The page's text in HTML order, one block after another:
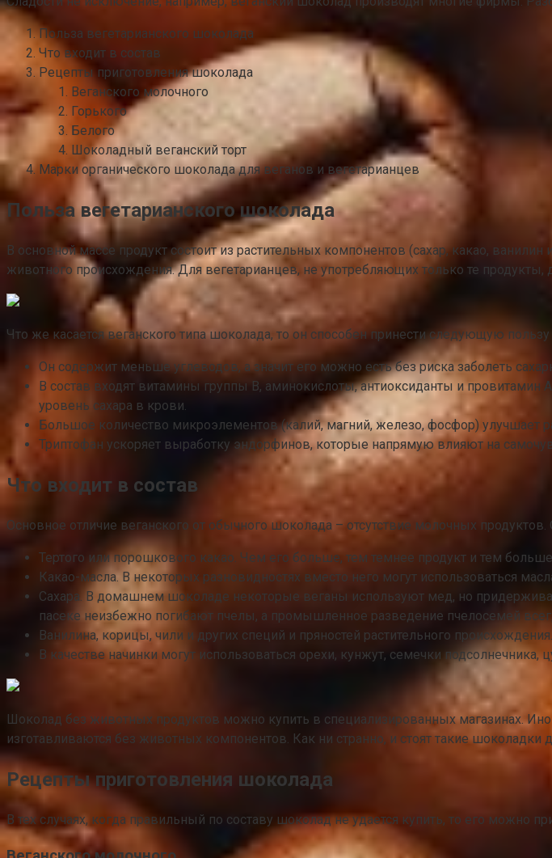
Польза вегетарианского шоколада
Что входит в состав
Рецепты приготовления шоколада
Веганского молочного
Горького
Белого
Шоколадный веганский торт
Марки органического шоколада для веганов и вегетарианцев
Польза вегетарианского шоколада
В основной массе продукт состоит из растительных компонентов (сахар, какао,
животного происхождения. Для вегетарианцев, не употребляющих только те
Что же касается веганского типа шоколада, то он способен принести следующую пользу
Он содержит меньше углеводов, а значит его можно есть без риска заболеть
В состав входят витамины группы B, аминокислоты, антиоксиданты и
уровень сахара в крови.
Большое количество микроэлементов (калий, магний, железо, фосфор) улучшает
Триптофан ускоряет выработку эндорфинов, которые напрямую влияют на
Что входит в состав
Основное отличие веганского от обычного шоколада – отсутствие молочных продуктов.
Тертого или порошкового какао. Чем его больше, тем темнее продукт и тем
Какао-масла. В некоторых разновидностях вместо него могут использоваться
Сахара. В домашнем шоколаде некоторые веганы используют мед, но
пасеке неизбежно погибают пчелы, а промышленное разведение пчелосемей
Ванилина, корицы, чили и других специй и пряностей растительного происхождения.
В качестве начинки могут использоваться орехи, кунжут, семечки подсолнечника,
Шоколад без животных продуктов можно купить в специализированных магазинах.
изготавливаются без животных компонентов. Как ни странно, и стоят такие
Рецепты приготовления шоколада
В тех случаях, когда правильный по составу шоколад не удается купить, то его можно